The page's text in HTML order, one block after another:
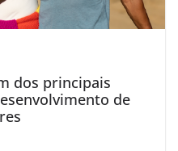
dos principais
de